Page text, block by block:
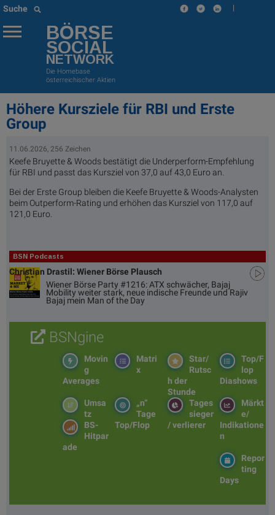
Suche |
BÖRSE
SOCIAL
NETWORK
Die Homebase
österreichischer Aktien
Höhere Kursziele für RBI und Erste
Group
11.06.2026, 256 Zeichen
Keefe Bruyette & Woods bestätigt die Underperform-Empfehlung
für RBI und passt das Kursziel von 37,0 auf 43,0 Euro an.
Bei der Erste Group bleiben die Keefe Bruyette & Woods-Analysten
beim Outperform-Rating und erhöhen das Kursziel von 117,0 auf
121,0 Euro.
BSN Podcasts
Christian Drastil: Wiener Börse Plausch
Wiener Börse Party #1216: ATX schwächer, Bajaj
Mobility weiter stark, neue indische Freunde und Rajiv
Bajaj mein Man of the Day
BSNgine
Top/F
lop
Diashows
Star/
Rutsc
h der
Stunde
Matri
x
Movin
g
Averages
Märkt
e/
Indikatione
n
Tages
sieger
/ verlierer
„n“
Tage
Top/Flop
Umsa
tz
BS-
Hitpar
ade
Repor
ting
Days